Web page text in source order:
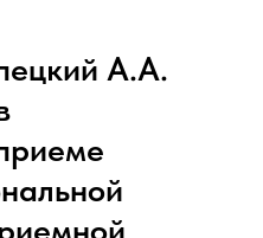
А.А.